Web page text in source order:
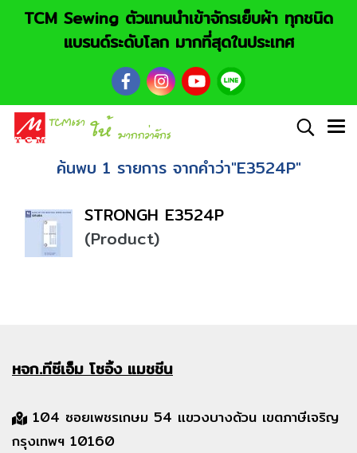
TCM Sewing ตัวแทนนำเข้าจักรเย็บผ้า ทุกชนิด
แบรนด์ระดับโลก มากที่สุดในประเทศ
ค้นพบ 1 รายการ จากคำว่า"E3524P"
STRONGH E3524P
(Product)
หจก.ทีซีเอ็มโซอิ้ง แมชชีน
104 ซอยเพชรเกษม 54 แขวงบางด้วน เขตภาษีเจริญ
กรุงเทพฯ 10160